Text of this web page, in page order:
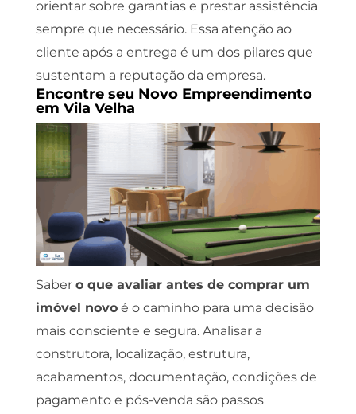
orientar sobre garantias e prestar assistência
sempre que necessário. Essa atenção ao
cliente após a entrega é um dos pilares que
sustentam a reputação da empresa.
Encontre seu Novo Empreendimento
em Vila Velha
Saber o que avaliar antes de comprar um
imóvel novoé o caminho para uma decisão
mais consciente e segura. Analisar a
construtora, localização, estrutura,
acabamentos, documentação, condições de
pagamento e pós-venda são passos